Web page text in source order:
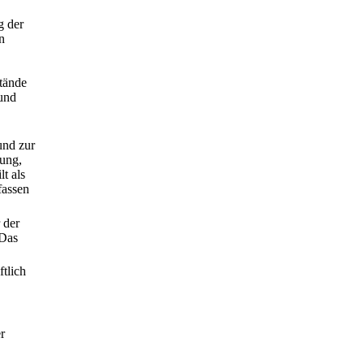
der
zur
als
der